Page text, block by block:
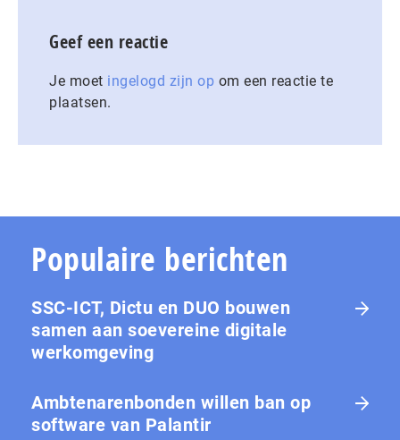
Geef een reactie
Je moet ingelogd zijn op om een reactie te
plaatsen.
Populaire berichten
SSC-ICT, Dictu en DUO bouwen
samen aan soevereine digitale
werkomgeving
Ambtenarenbonden willen ban op
software van Palantir